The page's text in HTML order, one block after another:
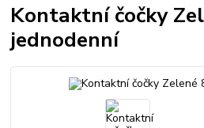
Kontaktní čočky
jednodenní